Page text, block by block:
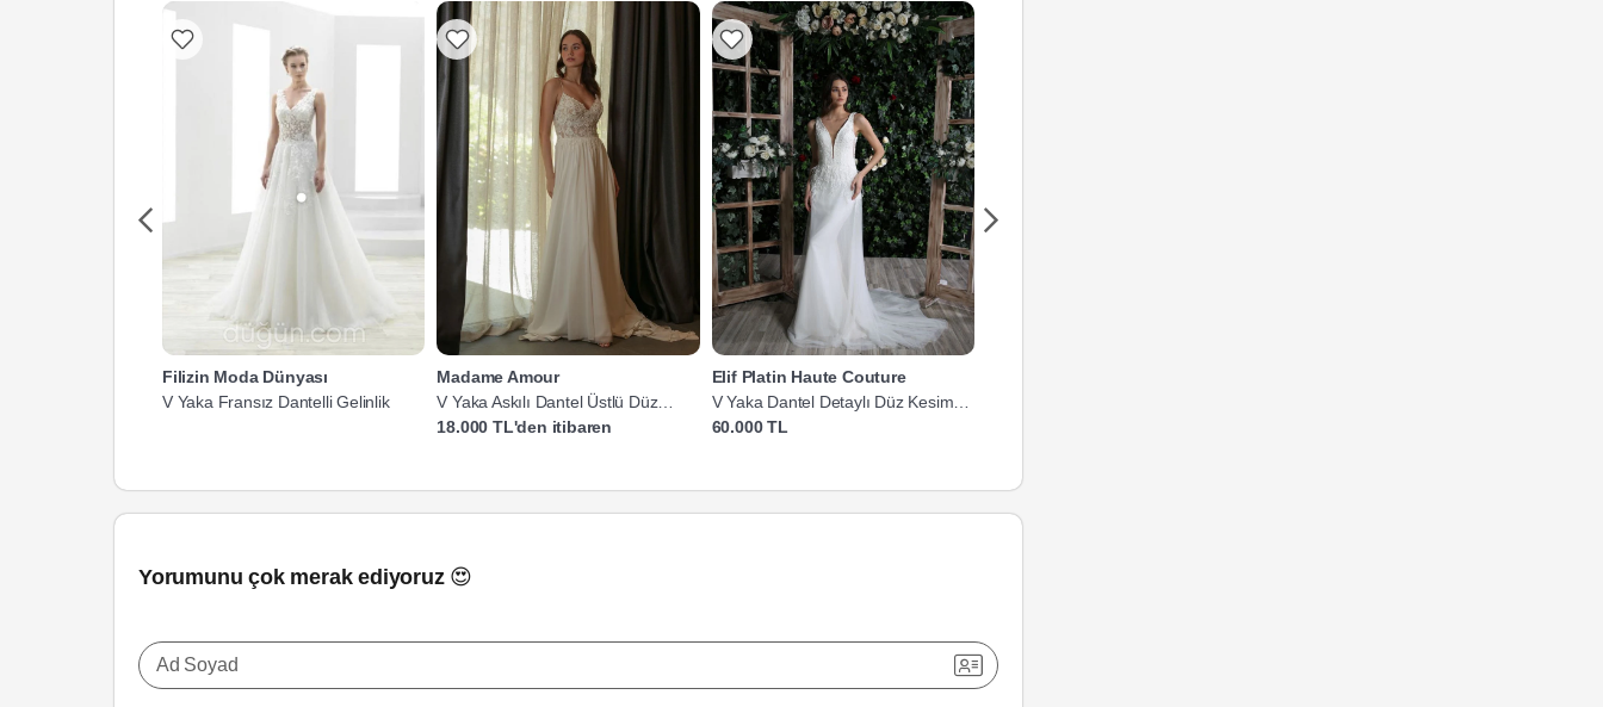
Filizin Moda Dünyası
V Yaka Fransız Dantelli Gelinlik
Madame Amour
V Yaka Askılı Dantel Üstlü Düz
Kesim Gelinlik
18.000 TL'den itibaren
Elif Platin Haute Couture
V Yaka Dantel Detaylı Düz Kesim
Gelinlik
60.000 TL
Yorumunu çok merak ediyoruz 😍
Ad Soyad